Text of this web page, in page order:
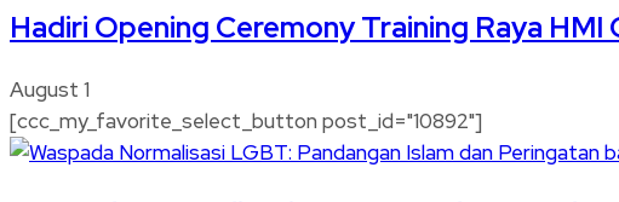
Hadiri Opening Ceremony Training Raya
August 1
[ccc_my_favorite_select_button post_id="10892"]